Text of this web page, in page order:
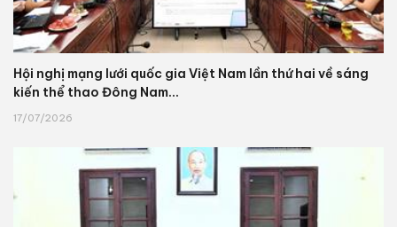
Hội nghị mạng lưới quốc gia Việt Nam lần thứ hai về sáng
kiến thể thao Đông Nam...
17/07/2026